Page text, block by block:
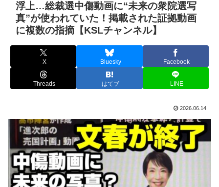
浮上…総裁選中傷動画に“未来の衆院選写
真”が使われていた！掲載された証拠動画
に複数の指摘【KSLチャンネル】
X Bluesky Facebook
Threads はてブ LINE
2026.06.14